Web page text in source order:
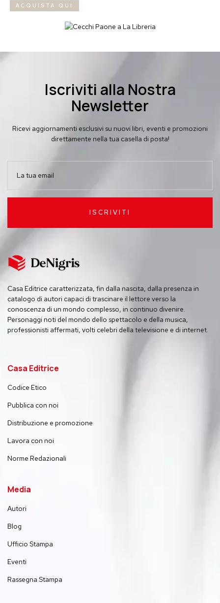
ACQUISTA QUI
Iscriviti alla Nostra
Newsletter
Ricevi aggiornamenti esclusivi su nuovi libri, eventi e promozioni
direttamente nella tua casella di posta!
ISCRIVITI
Casa Editrice caratterizzata, fin dalla nascita, dalla presenza in
catalogo di autori capaci di trascinare il lettore verso la
conoscenza di un mondo complesso, in continuo divenire.
Personaggi noti del mondo dello spettacolo e della musica,
professionisti affermati, volti celebri della televisione e di internet.
Casa Editrice
Codice Etico
Pubblica con noi
Distribuzione e promozione
Lavora con noi
Norme Redazionali
Media
Autori
Blog
Ufficio Stampa
Eventi
Rassegna Stampa